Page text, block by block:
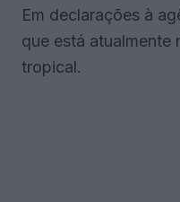
Em declarações à
que está atualmente
tropical.